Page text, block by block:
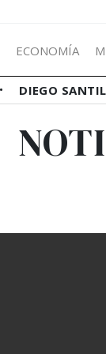
ECONOMÍA
DIEGO